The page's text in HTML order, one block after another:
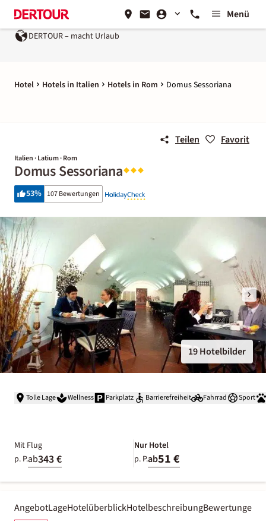
Menü
– macht Urlaub Ein Unternehmen der
Hotel Hotels in Italien Hotels in Rom Domus Sessoriana
Teilen Favorit
Italien · Latium · Rom
Domus Sessoriana
53% 107 Bewertungen
19 Hotelbilder
Tolle Lage Wellness Parkplatz Barrierefreiheit Fahrrad Sport
Mit Flug
p. P.ab343 €
Nur Hotel
p. P.ab51 €
AngebotLageHotelüberblickHotelbeschreibungBewertungen